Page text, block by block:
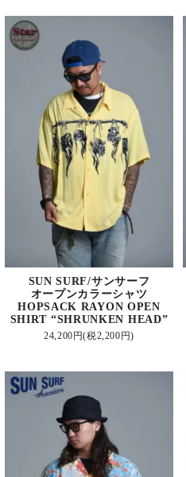
SUN SURF/サンサーフ
オープンカラーシャツ
HOPSACK RAYON OPEN
SHIRT “SHRUNKEN HEAD”
24,200円(税2,200円)